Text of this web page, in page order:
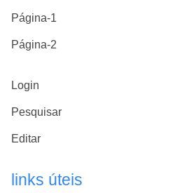
Página-1
Página-2
Login
Pesquisar
Editar
links úteis